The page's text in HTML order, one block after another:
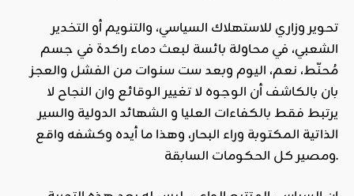
تحوير وزاري للاستهلاك السياسي، والتنويم أو التخدير
الشعبي، في محاولة بائسة لبعث دماء راكدة في جسم
مُحنّط، نعم، اليوم وبعد ست سنوات من الفشل والعجز
بان بالكاشف أن الوجوه لا تغيير الوقائع وان النجاح لا
يرتبط فقط بالكفاءات العليا و الشهائد الدولية والسير
الذاتية المكتوبة وراء البحار، وهذا ما أيده وكشفه واقع
ومصير كل الحكومات السابقة.